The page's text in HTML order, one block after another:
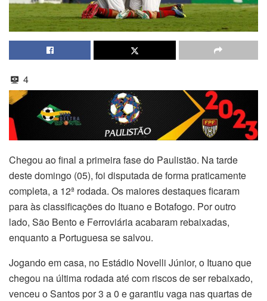
4
Chegou ao final a primeira fase do Paulistão. Na tarde
deste domingo (05), foi disputada de forma praticamente
completa, a 12ª rodada. Os maiores destaques ficaram
para às classificações do Ituano e Botafogo. Por outro
lado, São Bento e Ferroviária acabaram rebaixadas,
enquanto a Portuguesa se salvou.
Jogando em casa, no Estádio Novelli Júnior, o Ituano que
chegou na última rodada até com riscos de ser rebaixado,
venceu o Santos por 3 a 0 e garantiu vaga nas quartas de